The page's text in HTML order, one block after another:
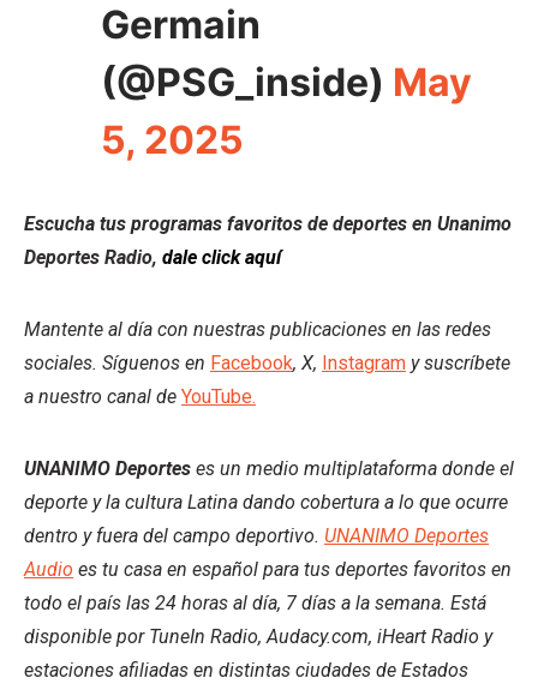
Germain
(@PSG_inside) May
5, 2025
Escucha tus programas favoritos de deportes en Unanimo
Deportes Radio, dale click aquí
Mantente al día con nuestras publicaciones en las redes
sociales. Síguenos en Facebook, X, Instagram y suscríbete
a nuestro canal de YouTube.
UNANIMO Deportes es un medio multiplataforma donde el
deporte y la cultura Latina dando cobertura a lo que ocurre
dentro y fuera del campo deportivo. UNANIMO Deportes
Audio es tu casa en español para tus deportes favoritos en
todo el país las 24 horas al día, 7 días a la semana. Está
disponible por TuneIn Radio, Audacy.com, iHeart Radio y
estaciones afiliadas en distintas ciudades de Estados